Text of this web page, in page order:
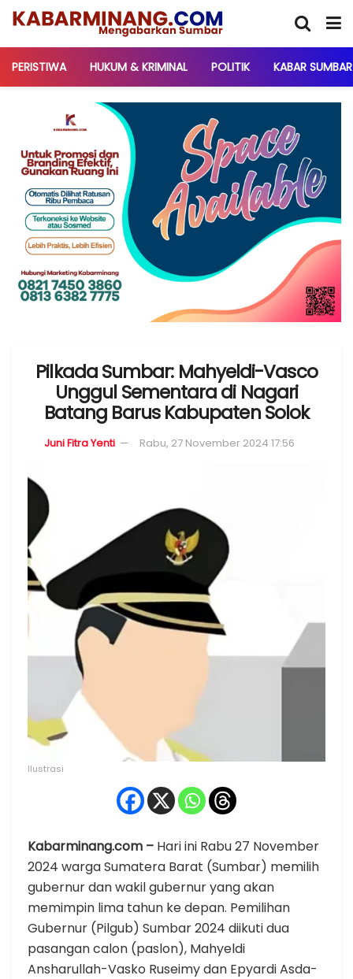
PERISTIWA HUKUM & KRIMINAL POLITIK KABAR SUMBAR
Pilkada Sumbar: Mahyeldi-Vasco
Unggul Sementara di Nagari
Batang Barus Kabupaten Solok
Juni Fitra Yenti Rabu, 27 November 2024 17:56
Ilustrasi
Kabarminang.com – Hari ini Rabu 27 November
2024 warga Sumatera Barat (Sumbar) memilih
gubernur dan wakil gubernur yang akan
memimpin lima tahun ke depan. Pemilihan
Gubernur (Pilgub) Sumbar 2024 diikuti dua
pasangan calon (paslon), Mahyeldi
Ansharullah-Vasko Ruseimy dan Epyardi Asda-